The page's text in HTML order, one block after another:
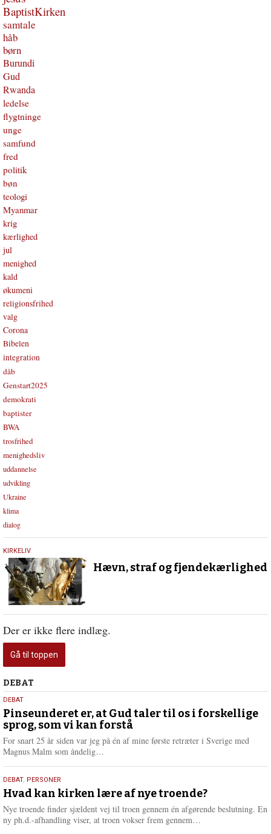
BaptistKirken
samtale
håb
børn
Burundi
Gud
Rwanda
ledelse
flygtninge
unge
samfund
fred
politik
bøn
teologi
Myanmar
krig
kærlighed
jul
menighed
kald
økumeni
religionsfrihed
valg
Corona
Bibelen
integration
dåb
Genstart2025
demokrati
baptister
BWA
trosfrihed
menighedsliv
uddannelse
udvikling
Ukraine
klima
dialog
19.
maj
2017
KIRKELIV
Hævn, straf og fjendekærlighed
Der er ikke flere indlæg.
Gå til toppen
Debat
DEBAT
5.
august
2026
DEBAT
Pinseunderet er, at Gud taler til os i forskellige
sprog, som vi kan forstå
For snart 25 år siden var jeg på én af mine første retræter i Sverige med
Magnus Malm som åndelig…
e
r
e
25.
juli
2026
DEBAT, PERSONER
Hvad kan kirken lære af nye troende?
Nye troende finder sjældent vej til troen gennem én afgørende beslutning. En
ny ph.d.-afhandling viser, at troen vokser frem gennem…